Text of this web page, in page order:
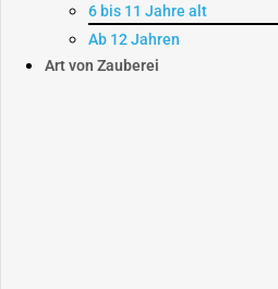
6 bis 11 Jahre alt
Ab 12 Jahren
Art von Zauberei